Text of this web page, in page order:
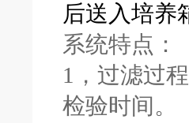
后送入培养
系统特点：
1 ，过滤过
检验时间。